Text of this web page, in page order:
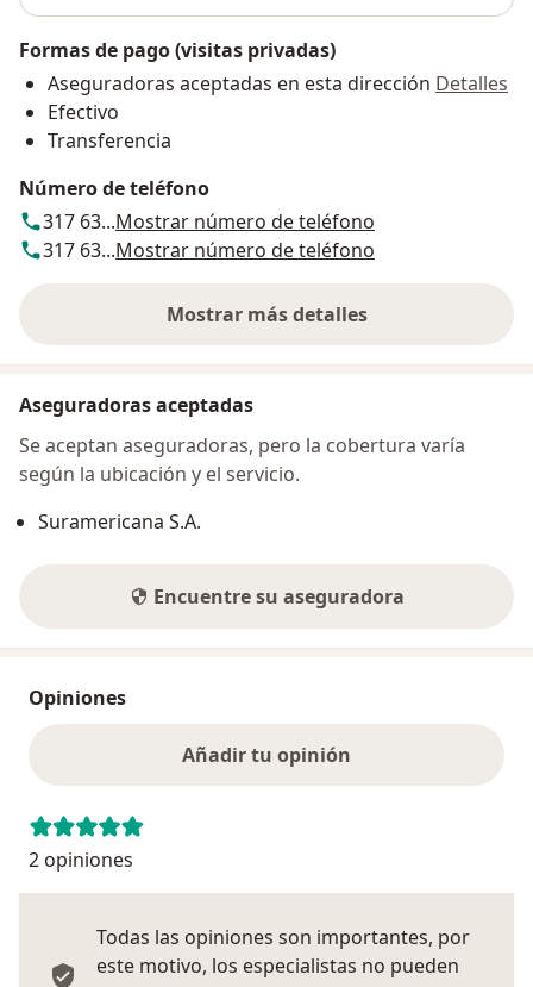
Formas de pago (visitas privadas)
Aseguradoras aceptadas en esta dirección Detalles
Efectivo
Transferencia
Número de teléfono
317 63...Mostrar número de teléfono
317 63...Mostrar número de teléfono
Mostrar más detalles
sobre la dirección
Aseguradoras aceptadas
Se aceptan aseguradoras, pero la cobertura varía
según la ubicación y el servicio.
Suramericana S.A.
Encuentre su aseguradora
Opiniones
Añadir tu opinión
2 opiniones
Todas las opiniones son importantes, por
este motivo, los especialistas no pueden